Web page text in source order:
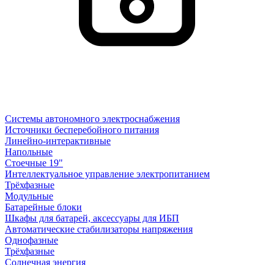
Системы автономного электроснабжения
Источники бесперебойного питания
Линейно-интерактивные
Напольные
Стоечные 19"
Интеллектуальное управление электропитанием
Трёхфазные
Модульные
Батарейные блоки
Шкафы для батарей, аксессуары для ИБП
Автоматические стабилизаторы напряжения
Однофазные
Трёхфазные
Солнечная энергия